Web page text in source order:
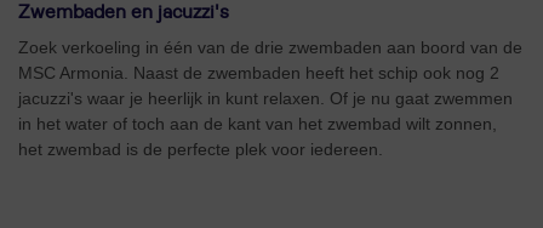
Zwembaden en jacuzzi's
Zoek verkoeling in één van de drie zwembaden aan boord van de
MSC Armonia. Naast de zwembaden heeft het schip ook nog 2
jacuzzi's waar je heerlijk in kunt relaxen. Of je nu gaat zwemmen
in het water of toch aan de kant van het zwembad wilt zonnen,
het zwembad is de perfecte plek voor iedereen.